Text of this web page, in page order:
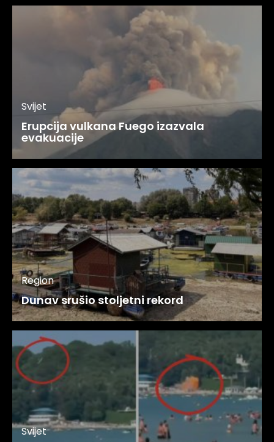
Svijet
Erupcija vulkana Fuego izazvala
evakuacije
Region
Dunav srušio stoljetni rekord
Svijet